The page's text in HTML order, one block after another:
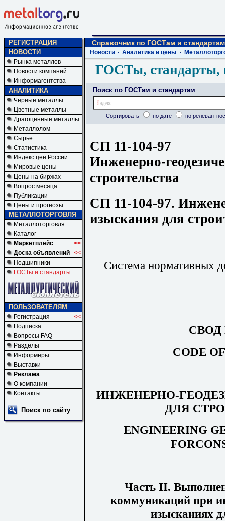
РЕГИСТРАЦИЯ
НОВОСТИ
Рынка металлов
Новости компаний
Информагентства
АНАЛИТИКА
Черные металлы
Цветные металлы
Драгоценные металлы
Металлолом
Сырье
Статистика
Индекс цен России
Мировые цены
Цены на биржах
Вопрос месяца
Публикации
Цены и прогнозы
МЕТАЛЛОТОРГОВЛЯ
Металлоторговля
Каталог
Маркетплейс
<<
Доска объявлений <<
Подшипники
ГОСТы и стандарты
ПОЛЬЗОВАТЕЛЯМ
Регистрация
<<
Подписка
Вопросы FAQ
Разделы
Информеры
Выставки
Реклама
О компании
Контакты
Поиск по сайту
Справочник по ГОСТам и стандартам
Новости Аналитика и цены
ГОСТы, стандарты,
Поиск по ГОСТам и стандартам
Сортировать по дате по
СП 11-104-97
Инженерно-
строительства
СП 11-104-97.
изыскания для
Система нормативных
СВОД
CODE
ИНЖЕНЕРНО-
ДЛЯ
ENGINEERING
Часть II.
коммуникаций при
изысканиях